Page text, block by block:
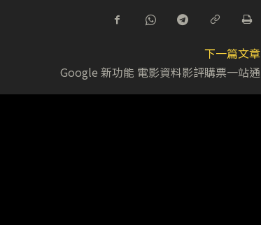
下一篇文章
Google 新功能 電影資料影評購票一站通